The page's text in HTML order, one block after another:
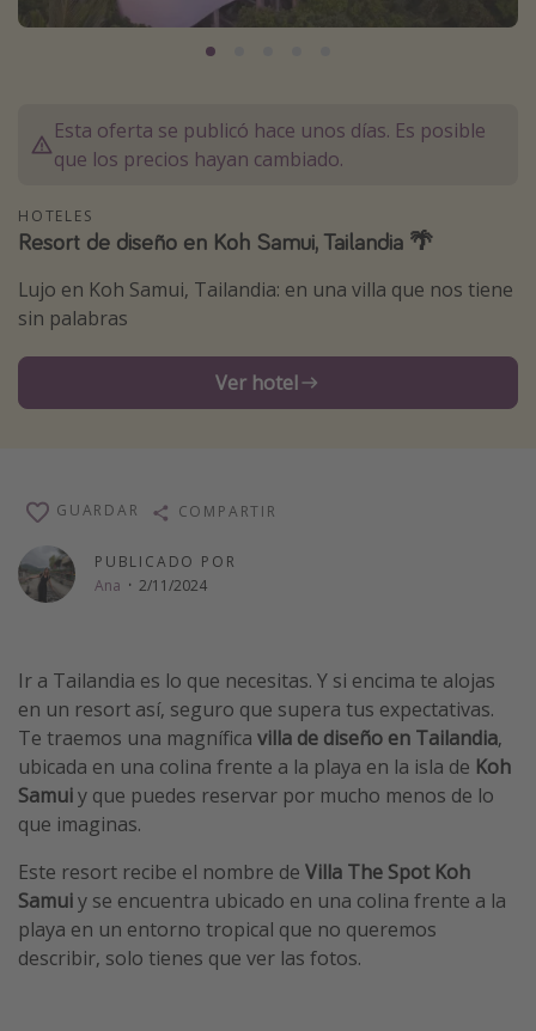
Marruecos
Tailandia
Albania
Inspiración para viajes
Camping
Viajes en tren
Viajes en familia
Vacaciones de Playa
Viajes para singles
Más temas
Trabajar en el extranjero
Cruceros por el Mediterráneo
Hoteles más hot de España
Guía de equipaje de mano
Parques de atracciones
Viaja con musicales
Esta oferta se publicó hace unos días. Es posible
que los precios hayan cambiado.
HOTELES
Resort de diseño en Koh Samui, Tailandia 🌴
Lujo en Koh Samui, Tailandia: en una villa que nos tiene
sin palabras
Ver hotel
PUBLICADO POR
Ana · 2/11/2024
GUARDAR COMPARTIR
Ir a Tailandia es lo que necesitas. Y si encima te alojas
en un resort así, seguro que supera tus expectativas.
Te traemos una magnífica villa de diseño en Tailandia,
ubicada en una colina frente a la playa en la isla de Koh
Samuiy que puedes reservar por mucho menos de lo
que imaginas.
Este resort recibe el nombre de Villa The Spot Koh
Samuiy se encuentra ubicado en una colina frente a la
playa en un entorno tropical que no queremos
describir, solo tienes que ver las fotos.